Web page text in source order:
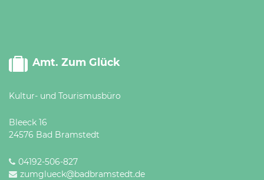
Amt. Zum Glück
Kultur- und Tourismusbüro
Bleeck 16
24576 Bad Bramstedt
04192-506-827
zumglueck@badbramstedt.de